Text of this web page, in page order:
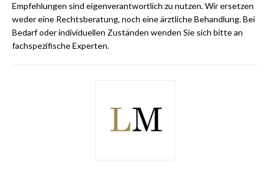
Empfehlungen sind eigenverantwortlich zu nutzen. Wir ersetzen
weder eine Rechtsberatung, noch eine ärztliche Behandlung. Bei
Bedarf oder individuellen Zuständen wenden Sie sich bitte an
fachspezifische Experten.